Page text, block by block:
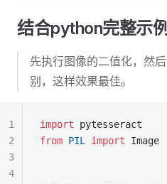
结合python完整示例
先执行图像的二值化，然
别，这样效果最佳。
import pytesseract
from PIL import Image
1
2
3
4